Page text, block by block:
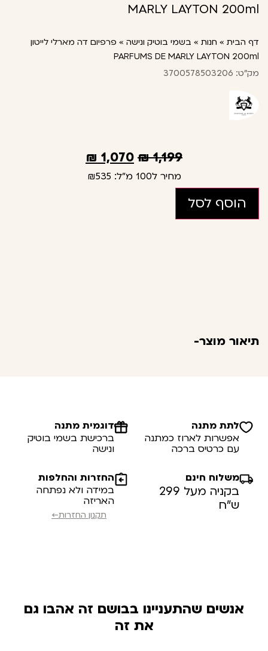
MARLY LAYTON 200ml
דף הבית » חנות » בשמי בוטיק ונישה » פרפיום דה מארלי לייטון
PARFUMS DE MARLY LAYTON 200ml
מק"ט: 3700578503206
1,199
₪
1,070
₪
מחיר ל100 מ"ל: ₪535
הוסף לסל
תיאור מוצר-
לתת מתנה
אפשרות לארוז כמתנה
עם כרטיס ברכה
דוגמית מתנה
ברכישת בשמי בוטיק
ונישה
משלוח חינם
בקניה מעל 299
ש”ח
החזרות והחלפות
במידה ולא נפתחה
האריזה
תקנון החזרות←
אנשים שהתעניינו בבושם זה אהבו גם
את זה